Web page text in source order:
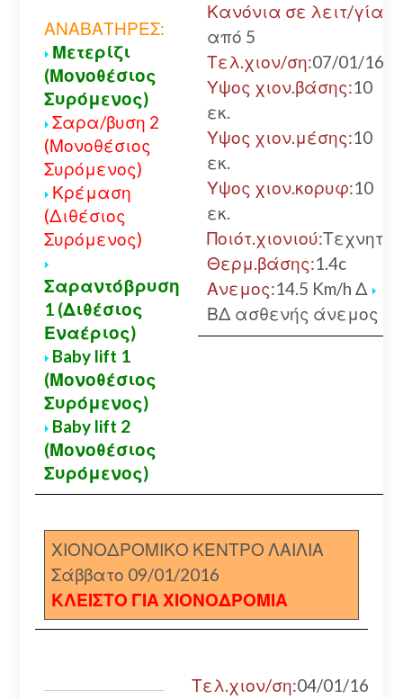
ΑΝΑΒΑΤΗΡΕΣ:
Μετερίζι
(Μονοθέσιος
Συρόμενος)
Σαρα/βυση 2
(Μονοθέσιος
Συρόμενος)
Κρέμαση
(Διθέσιος
Συρόμενος)
Σαραντόβρυση
1 (Διθέσιος
Εναέριος)
Baby lift 1
(Μονοθέσιος
Συρόμενος)
Baby lift 2
(Μονοθέσιος
Συρόμενος)
Κανόνια σε λειτ/γία:
από 5
Τελ.χιον/ση:07/01/16
Υψος χιον.βάσης:10
εκ.
Υψος χιον.μέσης:10
εκ.
Υψος χιον.κορυφ:10
εκ.
Ποιότ.χιονιού:Τεχνητό
Θερμ.βάσης:1.4c
Ανεμος:14.5 Km/h Δ
ΒΔ ασθενής άνεμος
ΧΙΟΝΟΔΡΟΜΙΚΟ ΚΕΝΤΡΟ ΛΑΙΛΙΑ
Σάββατο 09/01/2016
ΚΛΕΙΣΤΟ ΓΙΑ ΧΙΟΝΟΔΡΟΜΙΑ
Τελ.χιον/ση:04/01/16